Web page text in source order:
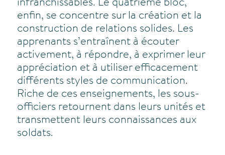
infranchissables. Le quatrième bloc,
enfin, se concentre sur la création et la
construction de relations solides. Les
apprenants s’entraînent à écouter
activement, à répondre, à exprimer leur
appréciation et à utiliser efficacement
différents styles de communication.
Riche de ces enseignements, les sous-
officiers retournent dans leurs unités et
transmettent leurs connaissances aux
soldats.